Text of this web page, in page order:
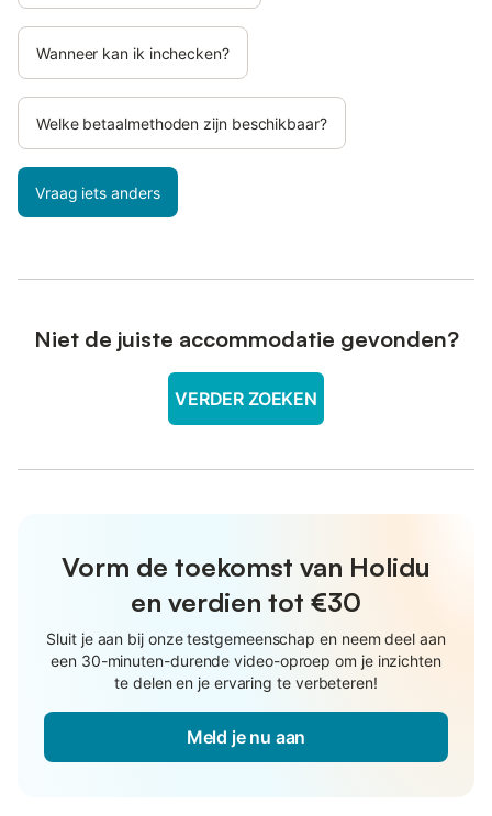
Wanneer kan ik inchecken?
Welke betaalmethoden zijn beschikbaar?
Vraag iets anders
Niet de juiste accommodatie gevonden?
VERDER ZOEKEN
Vorm de toekomst van Holidu
en verdien tot €30
Sluit je aan bij onze testgemeenschap en neem deel aan
een 30-minuten-durende video-oproep om je inzichten
te delen en je ervaring te verbeteren!
Meld je nu aan